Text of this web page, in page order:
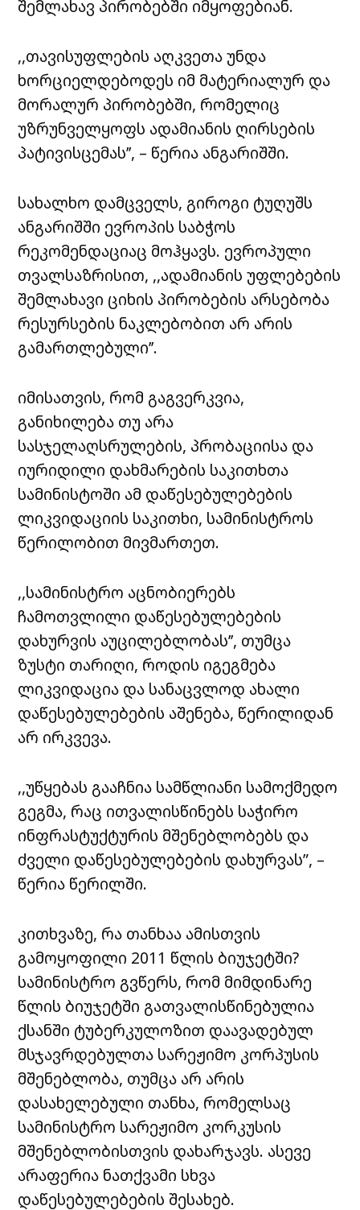
შემლახავ პირობებში იმყოფებიან.
,,თავისუფლების აღკვეთა უნდა
ხორციელდებოდეს იმ მატერიალურ და
მორალურ პირობებში, რომელიც
უზრუნველყოფს ადამიანის ღირსების
პატივისცემას’’, – წერია ანგარიშში.
სახალხო დამცველს, გიროგი ტუღუშს
ანგარიშში ევროპის საბჭოს
რეკომენდაციაც მოჰყავს. ევროპული
თვალსაზრისით, ,,ადამიანის უფლებების
შემლახავი ციხის პირობების არსებობა
რესურსების ნაკლებობით არ არის
გამართლებული’’.
იმისათვის, რომ გაგვერკვია,
განიხილება თუ არა
სასჯელაღსრულების, პრობაციისა და
იურიდილი დახმარების საკითხთა
სამინისტოში ამ დაწესებულებების
ლიკვიდაციის საკითხი, სამინისტროს
წერილობით მივმართეთ.
,,სამინისტრო აცნობიერებს
ჩამოთვლილი დაწესებულებების
დახურვის აუცილებლობას’’, თუმცა
ზუსტი თარიღი, როდის იგეგმება
ლიკვიდაცია და სანაცვლოდ ახალი
დაწესებულებების აშენება, წერილიდან
არ ირკვევა.
,,უწყებას გააჩნია სამწლიანი სამოქმედო
გეგმა, რაც ითვალისწინებს საჭირო
ინფრასტუქტურის მშენებლობებს და
ძველი დაწესებულებების დახურვას”, –
წერია წერილში.
კითხვაზე, რა თანხაა ამისთვის
გამოყოფილი 2011 წლის ბიუჯეტში?
სამინისტრო გვწერს, რომ მიმდინარე
წლის ბიუჯეტში გათვალისწინებულია
ქსანში ტუბერკულოზით დაავადებულ
მსჯავრდებულთა სარეჟიმო კორპუსის
მშენებლობა, თუმცა არ არის
დასახელებული თანხა, რომელსაც
სამინისტრო სარეჟიმო კორკუსის
მშენებლობისთვის დახარჯავს. ასევე
არაფერია ნათქვამი სხვა
დაწესებულებების შესახებ.